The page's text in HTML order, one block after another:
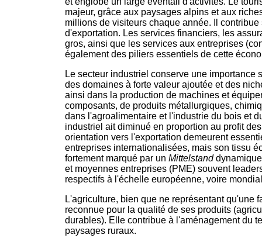
majeur, grâce aux paysages alpins et aux
millions de visiteurs chaque année. Il
d'exportation. Les services financiers, les
gros, ainsi que les services aux entreprises
également des piliers essentiels de cette
Le secteur industriel conserve une importance
des domaines à forte valeur ajoutée et des
ainsi dans la production de machines et
composants, de produits métallurgiques,
dans l'agroalimentaire et l'industrie du bois et
industriel ait diminué en proportion au profit
orientation vers l'exportation demeurent
entreprises internationalisées, mais son tissu
fortement marqué par un Mittelstand
et moyennes entreprises (PME) souvent
respectifs à l'échelle européenne, voire
L'agriculture, bien que ne représentant qu'une
reconnue pour la qualité de ses produits
durables). Elle contribue à l'aménagement du
paysages ruraux.